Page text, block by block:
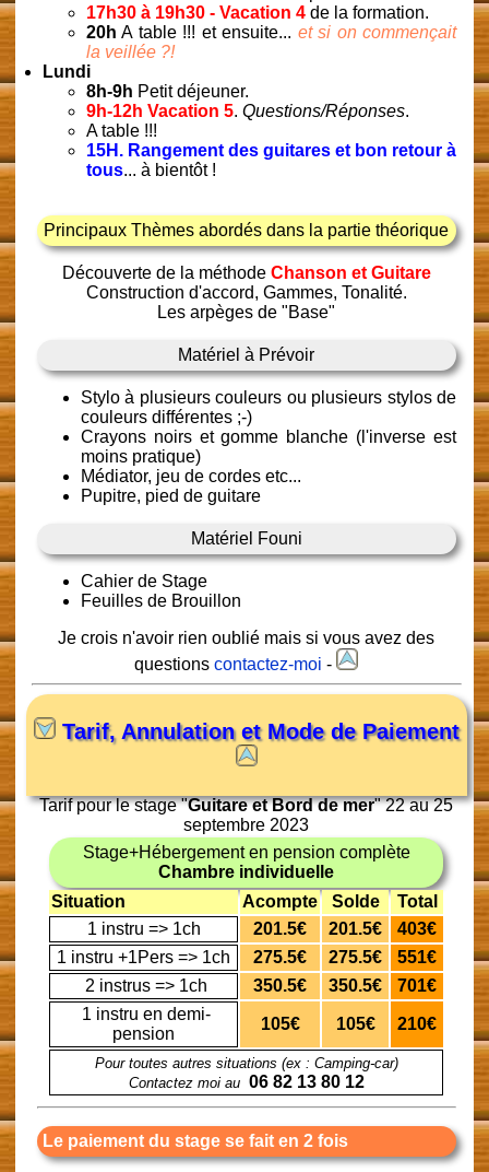
17h30 à 19h30 - Vacation 4de la formation.
20h A table !!! et ensuite... et si on commençait
la veillée ?!
Lundi
8h-9h Petit déjeuner.
9h-12h Vacation 5. Questions/Réponses.
A table !!!
15H. Rangement des guitares et bon retour à
tous... à bientôt !
Principaux Thèmes abordés dans la partie théorique
Découverte de la méthode Chanson et Guitare
Construction d'accord, Gammes, Tonalité.
Les arpèges de "Base"
Matériel à Prévoir
Stylo à plusieurs couleurs ou plusieurs stylos de
couleurs différentes ;-)
Crayons noirs et gomme blanche (l'inverse est
moins pratique)
Médiator, jeu de cordes etc...
Pupitre, pied de guitare
Matériel Founi
Cahier de Stage
Feuilles de Brouillon
Je crois n'avoir rien oublié mais si vous avez des
questionscontactez-moi -
Tarif, Annulation et Mode de Paiement
Tarif pour le stage "Guitare et Bord de mer" 22 au 25
septembre 2023
Stage+Hébergement en pension complète
Chambre individuelle
Situation
Acompte Solde
Total
1 instru => 1ch
201.5€ 201.5€
403€
1 instru +1Pers => 1ch
275.5€ 275.5€
551€
2 instrus => 1ch
350.5€ 350.5€
701€
1 instru en demi-
pension
105€ 105€ 210€
Pour toutes autres situations (ex : Camping-car)
Contactez moi au 06 82 13 80 12
Le paiement du stage se fait en 2 fois